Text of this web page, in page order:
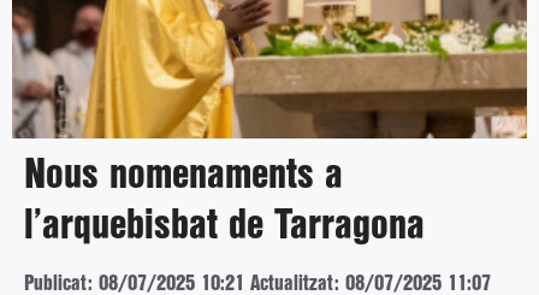
Nous nomenaments a
l’arquebisbat de Tarragona
Publicat: 08/07/2025 10:21 Actualitzat: 08/07/2025 11:07